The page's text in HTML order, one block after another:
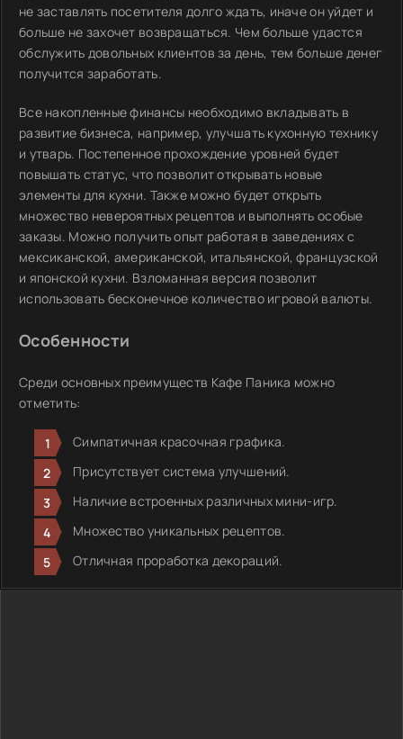
не заставлять посетителя долго ждать, иначе он уйдет и
больше не захочет возвращаться. Чем больше удастся
обслужить довольных клиентов за день, тем больше денег
получится заработать.
Все накопленные финансы необходимо вкладывать в
развитие бизнеса, например, улучшать кухонную технику
и утварь. Постепенное прохождение уровней будет
повышать статус, что позволит открывать новые
элементы для кухни. Также можно будет открыть
множество невероятных рецептов и выполнять особые
заказы. Можно получить опыт работая в заведениях с
мексиканской, американской, итальянской, французской
и японской кухни. Взломанная версия позволит
использовать бесконечное количество игровой валюты.
Особенности
Среди основных преимуществ Кафе Паника можно
отметить:
Симпатичная красочная графика.
Присутствует система улучшений.
Наличие встроенных различных мини-игр.
Множество уникальных рецептов.
Отличная проработка декораций.